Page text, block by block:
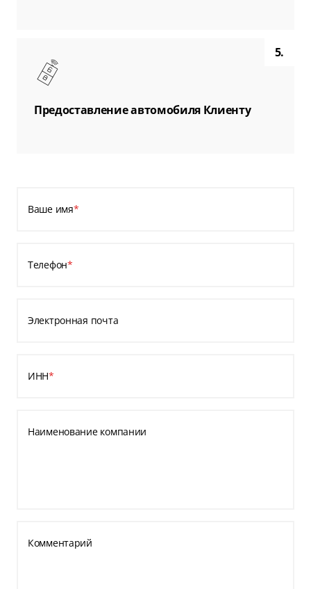
5.
Предоставление автомобиля Клиенту
Ваше имя*
Телефон*
Электронная почта
ИНН*
Наименование компании
Комментарий